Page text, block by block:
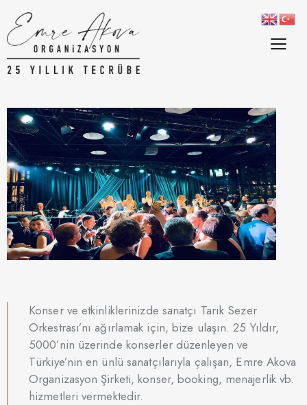
Konser ve etkinliklerinizde sanatçı Tarık Sezer
Orkestrası’nı ağırlamak için, bize ulaşın. 25 Yıldır,
5000’nin üzerinde konserler düzenleyen ve
Türkiye’nin en ünlü sanatçılarıyla çalışan, Emre Akova
Organizasyon Şirketi, konser, booking, menajerlik vb.
hizmetleri vermektedir.